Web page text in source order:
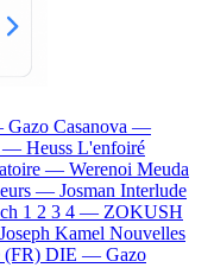
Gazo Casanova —
— Heuss L'enfoiré
— Werenoi Meuda
— Josman Interlude
1 2 3 4 — ZOKUSH
Joseph Kamel Nouvelles
(FR) DIE — Gazo